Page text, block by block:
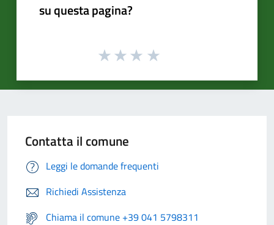
su questa pagina?
Contatta il comune
Leggi le domande frequenti
Richiedi Assistenza
Chiama il comune +39 041 5798311